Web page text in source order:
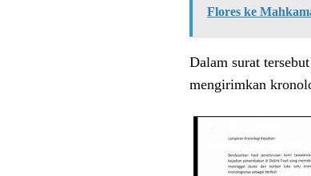
Flores ke
Dalam surat
mengirimkan